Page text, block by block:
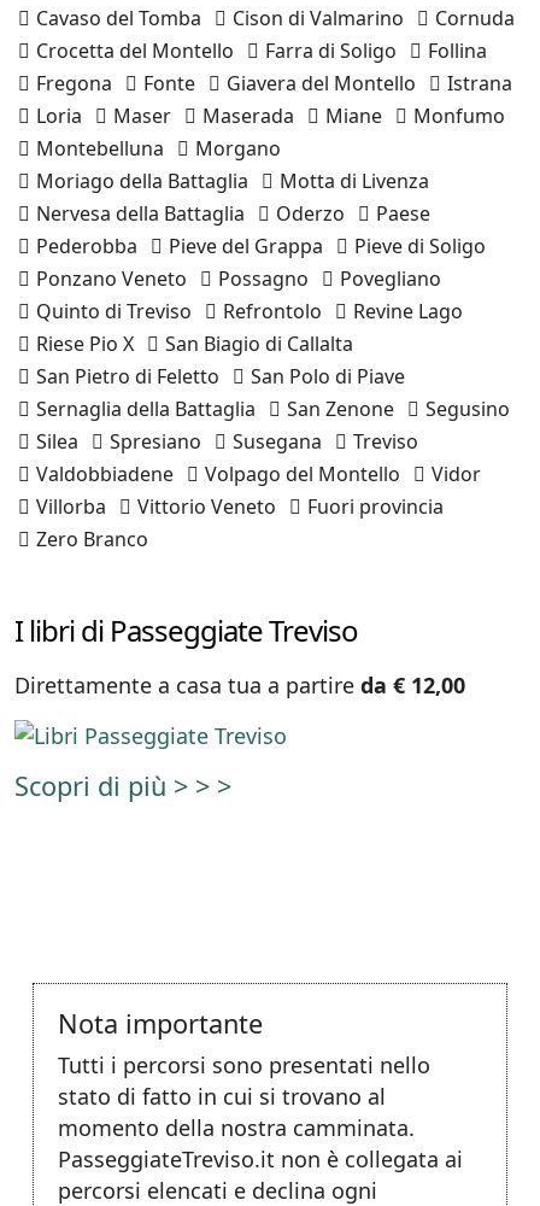
Cavaso del Tomba
Cison di Valmarino
Cornuda
Crocetta del Montello
Farra di Soligo
Follina
Fregona
Fonte Giavera del Montello
Istrana
Loria
Maser Maserada Miane
Monfumo
Montebelluna
Morgano
Moriago della Battaglia
Motta di Livenza
Nervesa della Battaglia
Oderzo
Paese
Pederobba
Pieve del Grappa
Pieve di Soligo
Ponzano Veneto
Possagno
Povegliano
Quinto di Treviso
Refrontolo
Revine Lago
Riese Pio X
San Biagio di Callalta
San Pietro di Feletto
San Polo di Piave
Sernaglia della Battaglia
San Zenone
Segusino
Silea
Spresiano Susegana
Treviso
Valdobbiadene
Volpago del Montello
Vidor
Villorba
Vittorio Veneto
Fuori provincia
Zero Branco
I libri di Passeggiate Treviso
Direttamente a casa tua a partire da € 12,00
Scopri di più > > >
Nota importante
Tutti i percorsi sono presentati nello
stato di fatto in cui si trovano al
momento della nostra camminata.
PasseggiateTreviso.it non è collegata ai
percorsi elencati e declina ogni